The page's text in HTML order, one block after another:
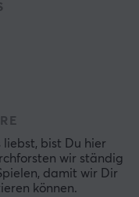
liebst, bist Du hier
wir ständig
damit wir Dir
können.